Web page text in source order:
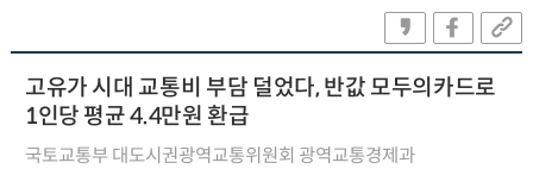
고유가 시대 교통비 부담 덜었다, 반값 모두의카드로
1인당 평균 4.4만원 환급
국토교통부 대도시권광역교통위원회 광역교통경제과